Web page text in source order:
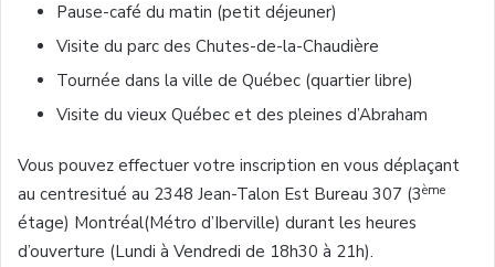
Pause-café du matin (petit déjeuner)
Visite du parc des Chutes-de-la-Chaudière
Tournée dans la ville de Québec (quartier libre)
Visite du vieux Québec et des pleines d’Abraham
Vous pouvez effectuer votre inscription en vous déplaçant
au centresitué au 2348 Jean-Talon Est Bureau 307 (3ème
étage) Montréal(Métro d’Iberville) durant les heures
d’ouverture (Lundi à Vendredi de 18h30 à 21h).